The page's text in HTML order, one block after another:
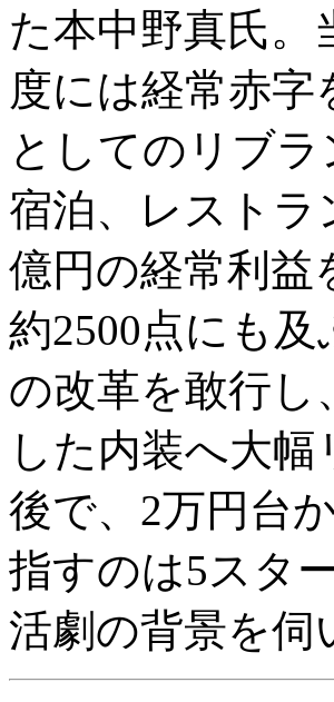
た本中野真氏。
度には経常赤
としてのリブ
宿泊、レストラ
億円の経常利益
約2500点にも
の改革を敢行し
した内装へ大
後で、2万円台
指すのは5スタ
活劇の背景を伺